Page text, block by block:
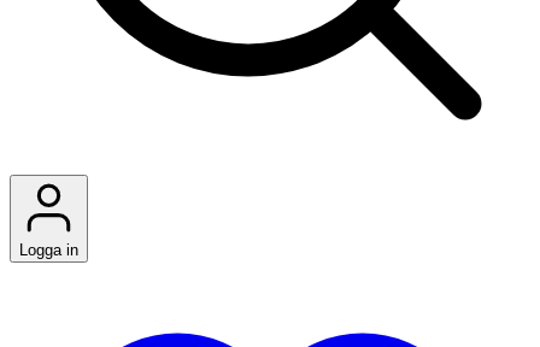
Logga in